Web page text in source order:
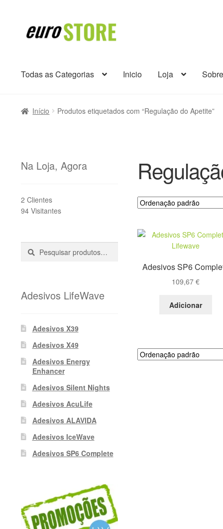
para
Saltar
para
Todas as Categorias
Inicio Loja
Início Produtos etiquetados com “Regulação do Apetite”
Adesivos SP6
109,67€
Adicionar
Na Loja, Agora
2 Clientes
94 Visitantes
Pesquisar
Pesquisa
Adesivos LifeWave
Adesivos X39
Adesivos X49
Adesivos Energy
Enhancer
Adesivos Silent Nights
Adesivos AcuLife
Adesivos ALAVIDA
Adesivos IceWave
Adesivos SP6 Complete